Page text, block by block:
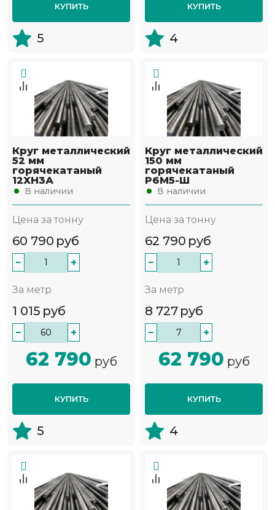
КУПИТЬ
5
КУПИТЬ
4
Круг металлический
52 мм
горячекатаный
12ХН3А
В наличии
Цена за тонну
60 790 руб
− +
За метр
1 015 руб
− +
62 790 руб
КУПИТЬ
5
Круг металлический
150 мм
горячекатаный
Р6М5-Ш
В наличии
Цена за тонну
62 790 руб
− +
За метр
8 727 руб
− +
62 790 руб
КУПИТЬ
4